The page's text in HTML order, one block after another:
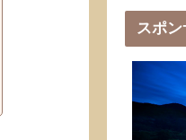
スポン